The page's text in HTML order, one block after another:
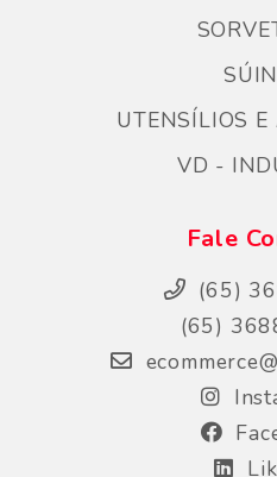
UTENSÍLIOS E
VD -
Fale
(65)
(65)